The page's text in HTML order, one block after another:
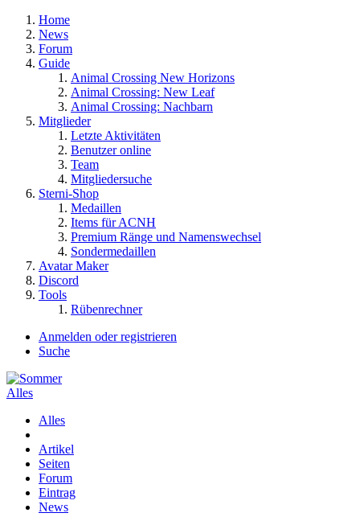
Home
News
Forum
Guide
Animal Crossing New Horizons
Animal Crossing: New Leaf
Animal Crossing: Nachbarn
Mitglieder
Letzte Aktivitäten
Benutzer online
Team
Mitgliedersuche
Sterni-Shop
Medaillen
Items für ACNH
Premium Ränge und Namenswechsel
Sondermedaillen
Avatar Maker
Discord
Tools
Rübenrechner
Anmelden oder registrieren
Suche
Alles
Alles
Artikel
Seiten
Forum
Eintrag
News